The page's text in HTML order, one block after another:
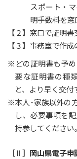
スポート・
明手数料を窓
【２】窓口で証明
【３】事務室で作
※どの証明書も予
要な証明書の種
と、より早く交付
※本人･家族以外の
し、必要事項を
持参してください。
［Ⅱ］岡山県電子